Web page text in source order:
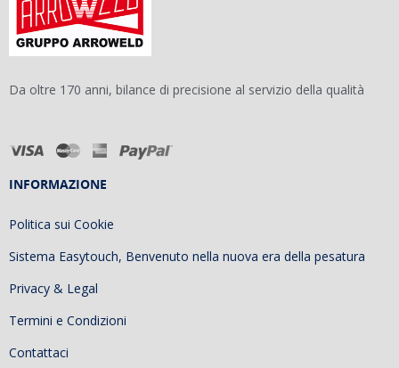
Da oltre 170 anni, bilance di precisione al servizio della qualità
INFORMAZIONE
Politica sui Cookie
Sistema Easytouch, Benvenuto nella nuova era della pesatura
Privacy & Legal
Termini e Condizioni
Contattaci